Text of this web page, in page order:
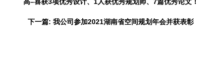
下一篇: 我公司参加2021湖南省空间规划年会并获表彰